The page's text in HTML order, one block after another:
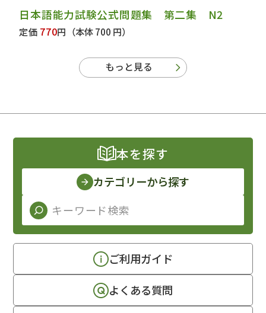
日本語能力試験公式問題集 第二集 N2
定価 770円 （本体 700 円）
もっと見る
本を探す
カテゴリーから探す
ご利用ガイド
よくある質問